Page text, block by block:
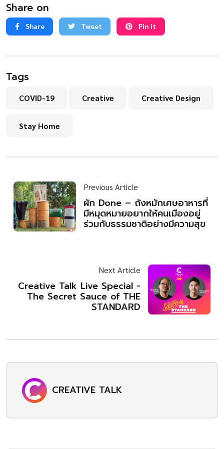
Share on
Share Tweet Pin it
Tags
COVID-19 Creative Creative Design
Stay Home
Previous Article
ผัก Done – ถังหมักเศษอาหารที่
มีหมุดหมายอยากให้คนเมืองอยู่
ร่วมกับธรรมชาติอย่างมีความสุข
Next Article
Creative Talk Live Special -
The Secret Sauce of THE
STANDARD
CREATIVE TALK